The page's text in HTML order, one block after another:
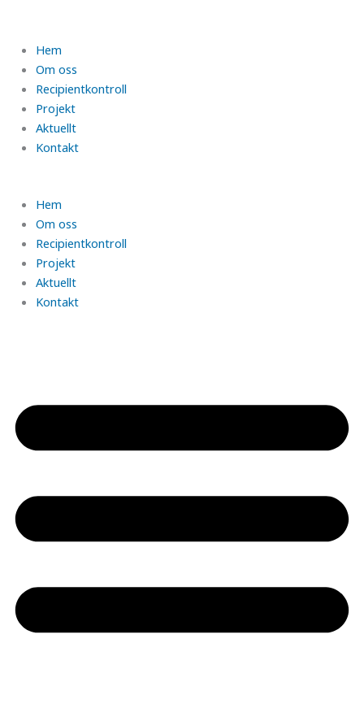
Hem
Om oss
Recipientkontroll
Projekt
Aktuellt
Kontakt
Hem
Om oss
Recipientkontroll
Projekt
Aktuellt
Kontakt